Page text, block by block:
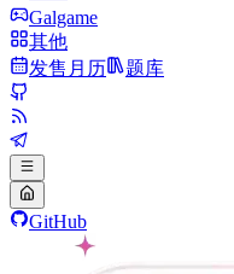
Galgame
其他
发售月历
题库
GitHub